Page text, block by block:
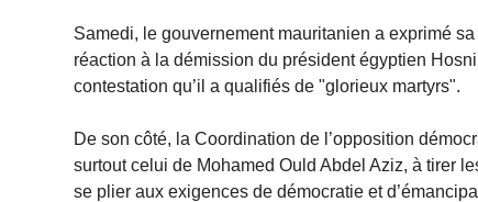
Samedi, le gouvernement mauritanien a exprimé
réaction à la démission du président égyptien
contestation qu’il a qualifiés de "glorieux martyrs".
De son côté, la Coordination de l’opposition
surtout celui de Mohamed Ould Abdel Aziz, à tirer
se plier aux exigences de démocratie et